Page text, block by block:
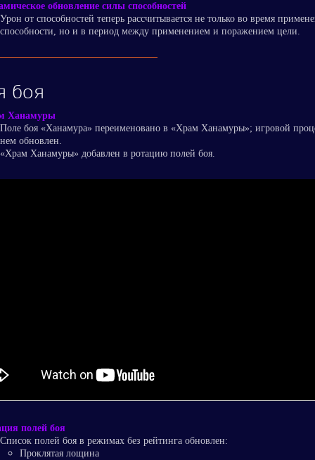
обновление силы способностей
Урон от способностей теперь рассчитывается не только во время
способности, но и в период между применением и поражением цели.
боя
Ханамуры
Поле боя «Ханамура» переименовано в «Храм Ханамуры»; игровой
нем обновлен.
«Храм Ханамуры» добавлен в ротацию полей боя.
полей боя
Список полей боя в режимах без рейтинга обновлен:
Проклятая лощина